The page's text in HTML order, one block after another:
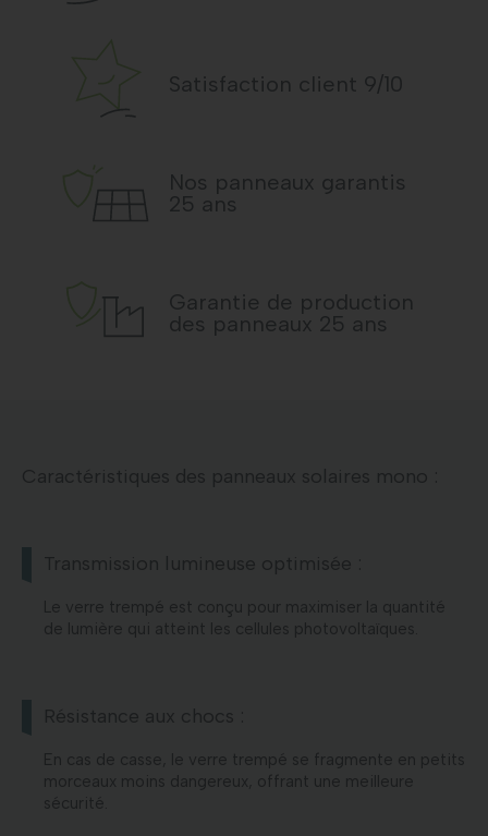
Satisfaction client 9/10
Nos panneaux garantis
25 ans
Garantie de production
des panneaux 25 ans
Caractéristiques des panneaux solaires mono :
Transmission lumineuse optimisée :
Le verre trempé est conçu pour maximiser la quantité
de lumière qui atteint les cellules photovoltaïques.
Résistance aux chocs :
En cas de casse, le verre trempé se fragmente en petits
morceaux moins dangereux, offrant une meilleure
sécurité.